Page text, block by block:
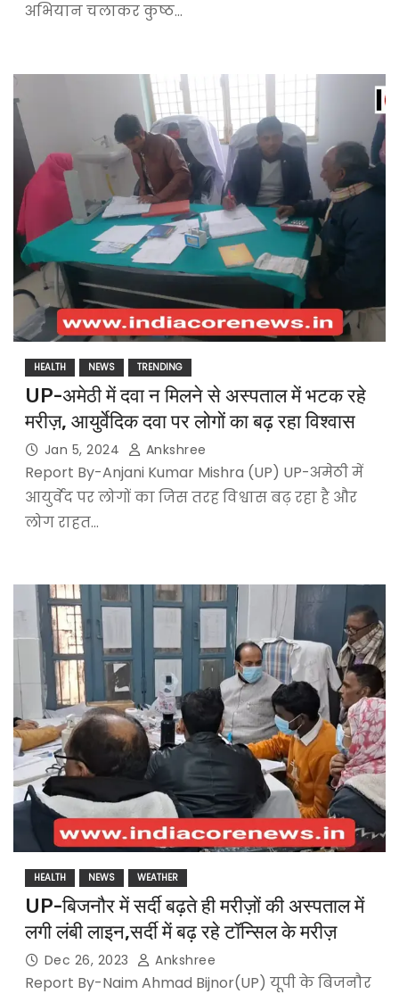
अभियान चलाकर कुष्ठ…
HEALTH NEWS TRENDING
UP-अमेठी में दवा न मिलने से अस्पताल में भटक रहे
मरीज़, आयुर्वेदिक दवा पर लोगों का बढ़ रहा विश्वास
Jan 5, 2024 Ankshree
Report By-Anjani Kumar Mishra (UP) UP-अमेठी में
आयुर्वेद पर लोगों का जिस तरह विश्वास बढ़ रहा है और
लोग राहत…
HEALTH NEWS WEATHER
UP-बिजनौर में सर्दी बढ़ते ही मरीज़ों की अस्पताल में
लगी लंबी लाइन,सर्दी में बढ़ रहे टॉन्सिल के मरीज़
Dec 26, 2023 Ankshree
Report By-Naim Ahmad Bijnor(UP) यूपी के बिजनौर